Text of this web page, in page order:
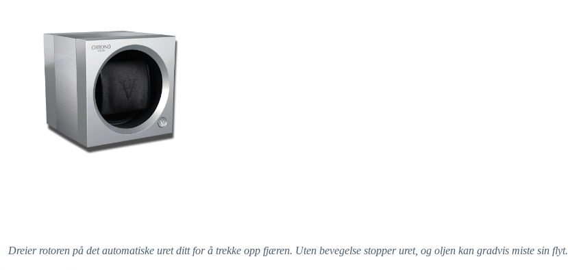
Dreier rotoren på det automatiske uret ditt for å trekke opp fjæren. Uten bevegelse stopper uret, og oljen kan gradvis miste sin flyt.